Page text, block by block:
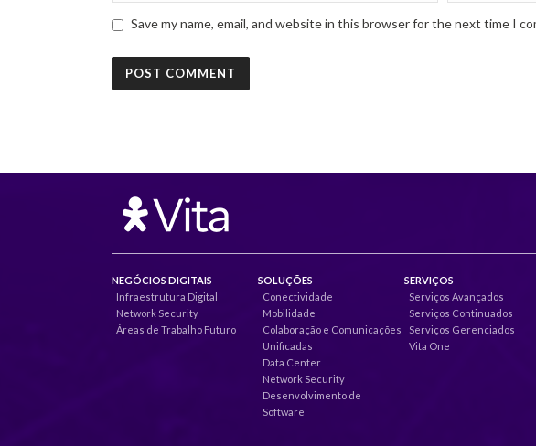
Save my name, email, and website in this browser for the next time I
NEGÓCIOS DIGITAIS
Infraestrutura Digital
Network Security
Áreas de Trabalho Futuro
SOLUÇÕES
Conectividade
Mobilidade
Colaboração e Comunicações
Unificadas
Data Center
Network Security
Desenvolvimento de
Software
SERVIÇOS
Serviços Avançados
Serviços Continuados
Serviços Gerenciados
Vita One